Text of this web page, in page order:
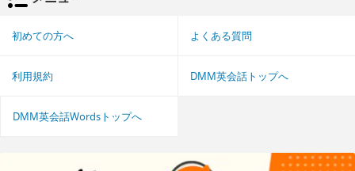
初めての方へ よくある質問
利用規約 DMM英会話トップへ
DMM英会話Wordsトップへ